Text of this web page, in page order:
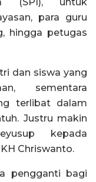
para guru
hingga petugas
dan siswa yang
sementara
terlibat dalam
Justru makin
kepada
Chriswanto.
pengganti bagi